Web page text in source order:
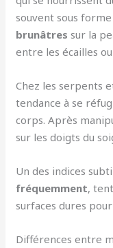
souvent sous
brunâtres sur la
entre les écailles
Chez les serpents
tendance à se
corps. Après
sur les doigts du
Un des indices
fréquemment,
surfaces dures
Différences entre